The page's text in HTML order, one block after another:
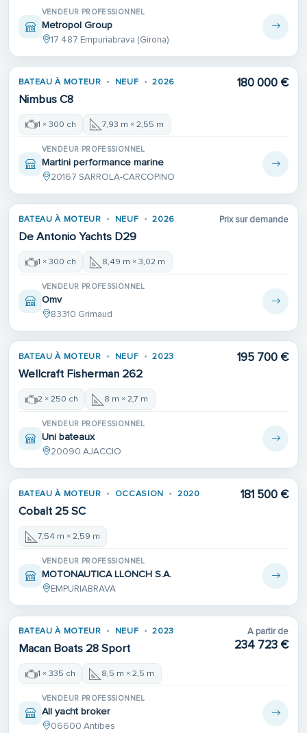
VENDEUR PROFESSIONNEL
Metropol Group
17 487 Empuriabrava (Girona)
BATEAU À MOTEUR NEUF 2026
Nimbus C8
180 000 €
1 × 300 ch 7,93 m × 2,55 m
VENDEUR PROFESSIONNEL
Martini performance marine
20167 SARROLA-CARCOPINO
BATEAU À MOTEUR NEUF 2026
De Antonio Yachts D29
Prix sur demande
1 × 300 ch 8,49 m × 3,02 m
VENDEUR PROFESSIONNEL
Omv
83310 Grimaud
BATEAU À MOTEUR NEUF 2023
Wellcraft Fisherman 262
195 700 €
2 × 250 ch 8 m × 2,7 m
VENDEUR PROFESSIONNEL
Uni bateaux
20090 AJACCIO
BATEAU À MOTEUR OCCASION 2020
Cobalt 25 SC
181 500 €
7,54 m × 2,59 m
VENDEUR PROFESSIONNEL
MOTONAUTICA LLONCH S.A.
EMPURIABRAVA
BATEAU À MOTEUR NEUF 2023
Macan Boats 28 Sport
A partir de
234 723 €
1 × 335 ch 8,5 m × 2,5 m
VENDEUR PROFESSIONNEL
All yacht broker
06600 Antibes